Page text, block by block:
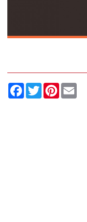
Facebook
TwitterPinterest